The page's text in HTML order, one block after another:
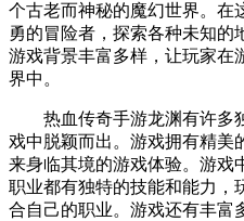
个古老而神秘的魔幻世界。在
勇的冒险者，探索各种未知的
游戏背景丰富多样，让玩家在
界中。
热血传奇手游龙渊有许多
戏中脱颖而出。游戏拥有精美
来身临其境的游戏体验。游戏
职业都有独特的技能和能力，
合自己的职业。游戏还有丰富